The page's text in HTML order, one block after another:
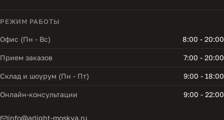
РЕЖИМ РАБОТЫ
Офис (Пн - Вс) 8:00 - 20:00
Прием заказов 7:00 - 20:00
Склад и шоурум (Пн - Пт) 9:00 - 18:00
Онлайн-консультации 9:00 - 22:00
info@arlight-moskva.ru